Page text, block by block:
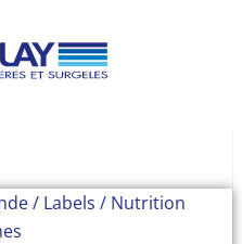
/ Labels / Nutrition